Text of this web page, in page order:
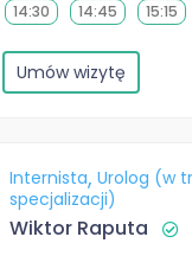
14:30 14:45 15:15
Umów wizytę
Internista Urolog (w
specjalizacji)
Wiktor Raputa